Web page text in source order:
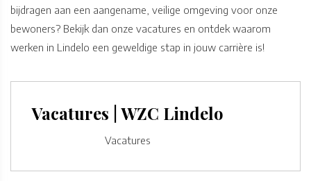
bijdragen aan een aangename, veilige omgeving voor onze
bewoners? Bekijk dan onze vacatures en ontdek waarom
werken in Lindelo een geweldige stap in jouw carrière is!
Vacatures | WZC Lindelo
Vacatures